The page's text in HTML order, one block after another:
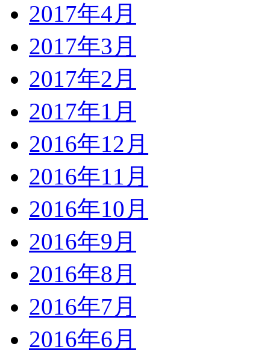
2017年4月
2017年3月
2017年2月
2017年1月
2016年12月
2016年11月
2016年10月
2016年9月
2016年8月
2016年7月
2016年6月